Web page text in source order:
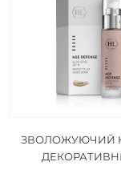
ЗВОЛОЖУЮЧИЙ